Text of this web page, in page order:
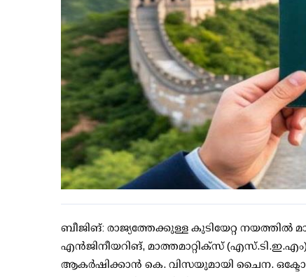
ബീജിങ്: രാജ്യത്തേക്കുള്ള കുടിയേറ്റ നയത്തില്‍
എന്‍ജിനീയറിങ്, മാത്തമാറ്റിക്സ്
ആകര്‍ഷിക്കാന്‍ കെ. വിസയുമായി ചൈന.